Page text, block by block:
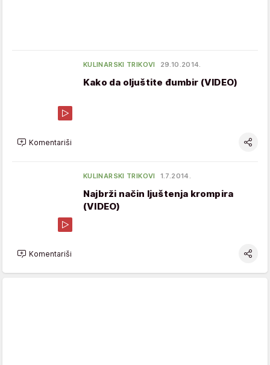
KULINARSKI TRIKOVI 29.10.2014.
Kako da oljuštite đumbir (VIDEO)
Komentariši
KULINARSKI TRIKOVI 1.7.2014.
Najbrži način ljuštenja krompira
(VIDEO)
Komentariši